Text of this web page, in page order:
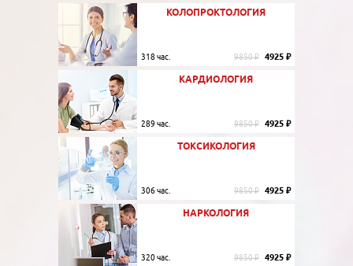
КОЛОПРОКТОЛОГИЯ
318 час. 9850 ₽ 4925 ₽
КАРДИОЛОГИЯ
289 час. 9850 ₽ 4925 ₽
ТОКСИКОЛОГИЯ
306 час. 9850 ₽ 4925 ₽
НАРКОЛОГИЯ
320 час. 9850 ₽ 4925 ₽